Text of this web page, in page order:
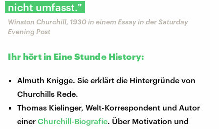
nicht umfasst."
Winston Churchill, 1930 in einem Essay in der Saturday
Evening Post
Ihr hört in Eine Stunde History:
Almuth Knigge. Sie erklärt die Hintergründe von
Churchills Rede.
Thomas Kielinger, Welt-Korrespondent und Autor
einerChurchill-Biografie. Über Motivation und